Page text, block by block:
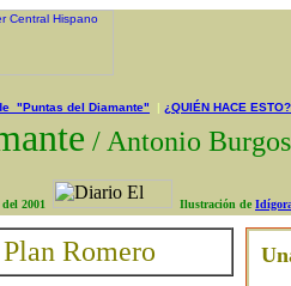
"Puntas del Diamante" | ¿QUIÉN HACE ESTO?
/ Antonio
2001 Ilustración de
Romero